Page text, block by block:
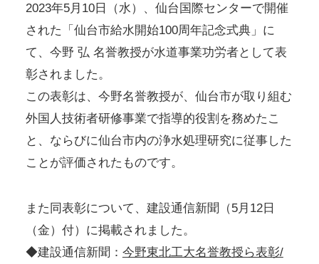
2023年5月10日（水）、仙台国際センターで開催
された「仙台市給水開始100周年記念式典」に
て、今野 弘 名誉教授が水道事業功労者として表
彰されました。
この表彰は、今野名誉教授が、仙台市が取り組む
外国人技術者研修事業で指導的役割を務めたこ
と、ならびに仙台市内の浄水処理研究に従事した
ことが評価されたものです。
また同表彰について、建設通信新聞（5月12日
（金）付）に掲載されました。
◆建設通信新聞： 今野東北工大名誉教授ら表彰/